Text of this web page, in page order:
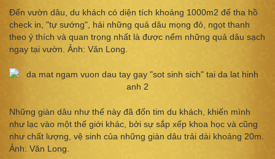
Đến vườn dâu, du khách có diện tích khoảng 1000m2 để tha hồ
check in, "tự sướng", hái những quả dâu mọng đỏ, ngọt thanh
theo ý thích và quan trọng nhất là được nếm những quả dâu sạch
ngay tại vườn. Ảnh: Văn Long.
Những giàn dâu như thế này đã đốn tim du khách, khiến mình
như lạc vào một thế giới khác, bởi sự sắp xếp khoa học và cũng
như chất lượng, vệ sinh của những giàn dâu trải dài khoảng 20m.
Ảnh: Văn Long.